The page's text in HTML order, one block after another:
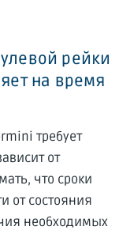
рейки
на время
требует
от
что сроки
от состояния
необходимых